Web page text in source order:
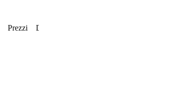
Prezzi Disponibilità